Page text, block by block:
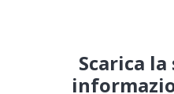
Scarica la